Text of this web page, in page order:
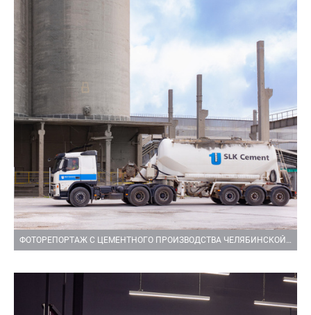
ФОТОРЕПОРТАЖ С ЦЕМЕНТНОГО ПРОИЗВОДСТВА ЧЕЛЯБИНСКОЙ ОБЛАСТИ